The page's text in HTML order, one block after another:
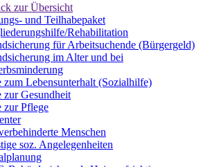
zur Übersicht
und Teilhabepaket
Rehabilitation
für Arbeitsuchende (Bürgergeld)
im Alter und bei
Lebensunterhalt (Sozialhilfe)
Gesundheit
zur Pflege
Menschen
soz. Angelegenheiten